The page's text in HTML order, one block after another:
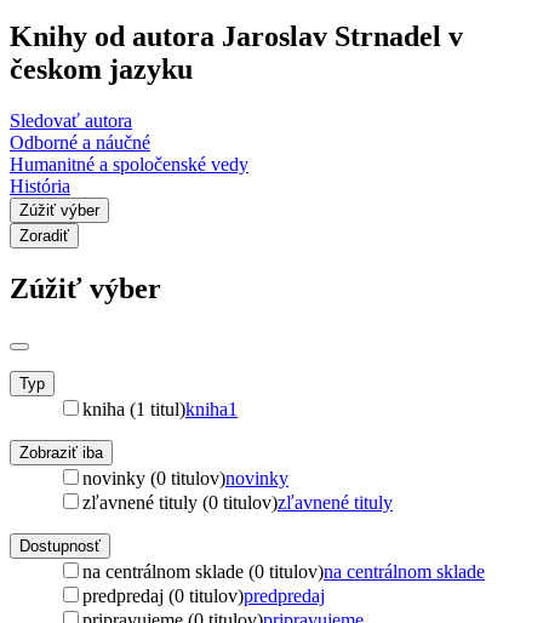
Knihy od autora Jaroslav Strnadel v
českom jazyku
Sledovať autora
Odborné a náučné
Humanitné a spoločenské vedy
História
Zúžiť výber
Zoradiť
Zúžiť výber
Typ
kniha (1 titul)kniha1
Zobraziť iba
novinky (0 titulov)novinky
zľavnené tituly (0 titulov)zľavnené tituly
Dostupnosť
na centrálnom sklade (0 titulov)na centrálnom sklade
predpredaj (0 titulov)predpredaj